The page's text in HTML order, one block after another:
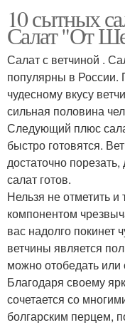
10 сытных
Салат "От
Салат с ветчиной .
популярны в России.
чудесному вкусу
сильная половина
Следующий плюс
быстро готовятся.
достаточно
салат готов.
Нельзя не отметить и
компонентом
вас надолго покинет
ветчины является
можно отобедать или
Благодаря своему
сочетается со
болгарским перцем,